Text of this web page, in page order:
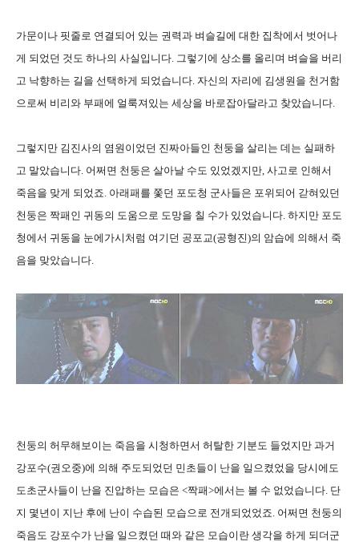
가문이나 핏줄로 연결되어 있는 권력과 벼슬길에 대한 집착에서 벗어나
게 되었던 것도 하나의 사실입니다. 그렇기에 상소를 올리며 벼슬을 버리
고 낙향하는 길을 선택하게 되었습니다. 자신의 자리에 김생원을 천거함
으로써 비리와 부패에 얼룩져있는 세상을 바로잡아달라고 찾았습니다.
그렇지만 김진사의 염원이었던 진짜아들인 천둥을 살리는 데는 실패하
고 말았습니다. 어쩌면 천둥은 살아날 수도 있었겠지만, 사고로 인해서
죽음을 맞게 되었죠. 아래패를 쫓던 포도청 군사들은 포위되어 갇혀있던
천둥은 짝패인 귀동의 도움으로 도망을 칠 수가 있었습니다. 하지만 포도
청에서 귀동을 눈에가시처럼 여기던 공포교(공형진)의 암습에 의해서 죽
음을 맞았습니다.
천둥의 허무해보이는 죽음을 시청하면서 허탈한 기분도 들었지만 과거
강포수(권오중)에 의해 주도되었던 민초들이 난을 일으켰었을 당시에도
도초군사들이 난을 진압하는 모습은 <짝패>에서는 볼 수 없었습니다. 단
지 몇년이 지난 후에 난이 수습된 모습으로 전개되었었죠. 어쩌면 천둥의
죽음도 강포수가 난을 일으켰던 때와 같은 모습이란 생각을 하게 되더군